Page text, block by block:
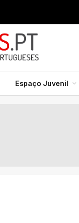
Espaço Juvenil